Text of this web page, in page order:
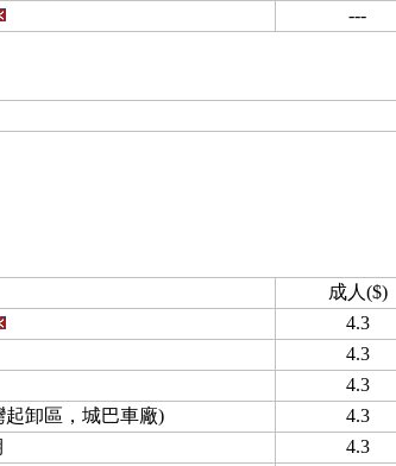
---
成人($)
4.3
4.3
4.3
卸區，城巴車廠)
4.3
4.3